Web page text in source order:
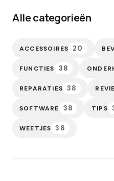
Alle categorieën
ACCESSOIRES 20
FUNCTIES 38
REPARATIES 38
SOFTWARE 38 TIPS
WEETJES 38